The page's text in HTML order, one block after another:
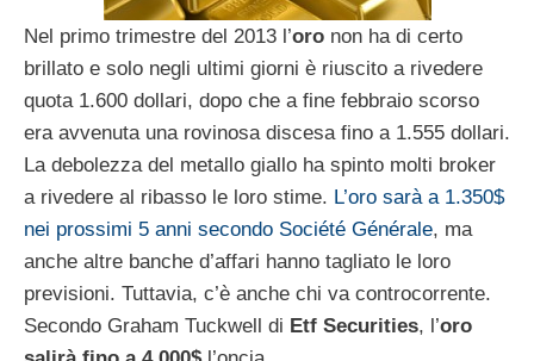
Nel primo trimestre del 2013 l’oro non ha di certo
brillato e solo negli ultimi giorni è riuscito a rivedere
quota 1.600 dollari, dopo che a fine febbraio scorso
era avvenuta una rovinosa discesa fino a 1.555 dollari.
La debolezza del metallo giallo ha spinto molti broker
a rivedere al ribasso le loro stime. L’oro sarà a 1.350$
nei prossimi 5 anni secondo Société Générale, ma
anche altre banche d’affari hanno tagliato le loro
previsioni. Tuttavia, c’è anche chi va controcorrente.
Secondo Graham Tuckwell di Etf Securities, l’oro